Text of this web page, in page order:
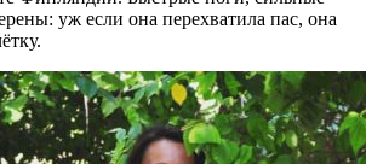
уж если она перехватила пас, она